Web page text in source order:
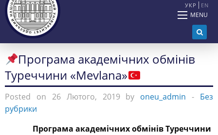
УКР EN
MENU
Програма академічних обмінів
Туреччини «Mevlana»
Posted on 26 Лютого, 2019 by oneu_admin - Без
рубрики
Програма академічних обмінів Туреччини